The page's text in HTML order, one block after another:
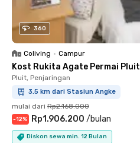
360
Coliving • Campur
Kost Rukita Agate Permai Pluit
Pluit, Penjaringan
3.5 km dari Stasiun Angke
mulai dari Rp2.168.000
-12% Rp1.906.200 /bulan
Diskon sewa min. 12 Bulan